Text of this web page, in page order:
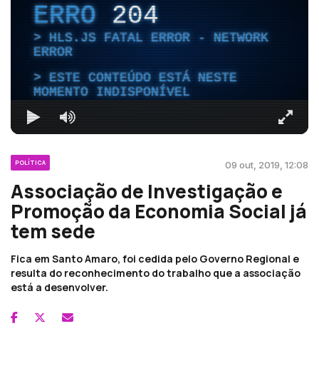
ERRO204
HLS.JS FATAL ERROR - NETWORK
ERROR
ESTE CONTEÚDO ESTÁ NESTE
MOMENTO INDISPONÍVEL
POLÍTICA 09 out, 2019, 12:08
Associação de Investigação e
Promoção da Economia Social já
tem sede
Fica em Santo Amaro, foi cedida pelo Governo Regional e
resulta do reconhecimento do trabalho que a associação
está a desenvolver.